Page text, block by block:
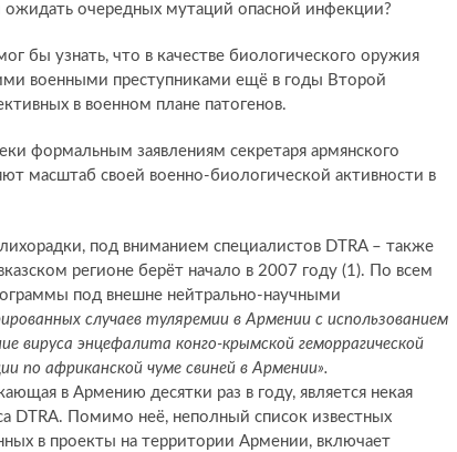
очередных мутаций опасной инфекции?
бы узнать, что в качестве биологического оружия
военными преступниками ещё в годы Второй
в военном плане патогенов.
формальным заявлениям секретаря армянского
масштаб своей военно-биологической активности в
под вниманием специалистов DTRA – также
регионе берёт начало в 2007 году (1). По всем
под внешне нейтрально-научными
случаев туляремии в Армении с использованием
вируса энцефалита конго-крымской геморрагической
по африканской чуме свиней в Армении».
в Армению десятки раз в году, является некая
DTRA. Помимо неё, неполный список известных
в проекты на территории Армении, включает